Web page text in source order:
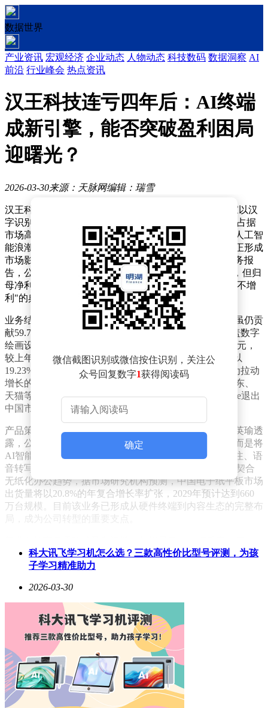
数据世界
产业资讯 宏观经济 企业动态 人物动态 科技数码 数据洞察 AI
前沿 行业峰会 热点资讯
汉王科技连亏四年后：AI终端
成新引擎，能否突破盈利困局
迎曙光？
2026-03-30来源：天脉网编辑：瑞雪
汉王科技（002362.SZ）的发展轨迹始终充满变数。这家以汉
字识别技术起家的企业，在PC时代曾凭借手写输入系统占据
市场高地，随后经历行业周期波动，又在移动互联网与人工智
能浪潮中不断调整战略方向。尽管多次尝试突破，但真正形成
市场影响力的产品仍属少数。根据最新披露的2025年财务报
告，公司全年实现营业收入18.89亿元，同比增长3.96%，但归
母净利润亏损1.96亿元，同比扩大77.87%，呈现出"增收不增
利"的典型特征。
业务结构转型成为年报核心看点。传统笔智能交互业务虽仍贡
献59.77%的营收，但3.27%的增速已显疲态。该板块涵盖数字
绘画设备、电容笔等成熟产品，2025年实现营收11.29亿元，
较上年微增0.36亿元。与之形成对比的是，AI终端业务以
19.23%的增速实现5亿元收入，占比提升至26.47%，成为拉动
增长的新引擎。其中AI智能读写本表现尤为突出，在京东、
天猫等电商平台连续多月占据销量榜首，成功承接Kindle退出
中国市场后的部分需求空白。
产品策略的升级转型体现得尤为明显。汉王科技董秘周英瑜透
露，公司没有简单复制传统电子书阅读器的功能定位，而是将
AI智能读写本定位为"轻量级生产力工具"，集成手写批注、语
音转写、OCR识别等跨场景功能。这种差异化定位恰好契合
无纸化办公趋势，据市场研究机构预测，中国电子纸平板市场
出货量将以20.8%的年复合增长率扩张，2029年预计达到660
万台规模。目前该业务已形成从硬件终端到内容生态的完整布
局，成为公司转型的重要支点。
计、仿生扑翼飞行器等创新产品尚处商业化早期阶段。其中血
压计项目采用"商业合伙人"模式拓展市场，通过整合渠道资源
景化应用打开市场空间。周英瑜预计，这些孵化项目将在未来
两三年内逐步释放产能，但具体盈利时间表仍取决于市场接受
度和技术迭代速度。
成本压力持续侵蚀利润空间。2025年存储芯片等核心元器件价
格上涨，直接推高智能本等消费电子产品的制造成本，导致整
体毛利率承压约1-2个百分点。为应对成本挑战，公司计划采
取双重策略：一方面对现有产品进行适度提价，同时提升高毛
利AI硬件的销售占比；另一方面加速芯片方案替代进程，通
过供应链优化增强成本可控性。这种调整在销售费用和研发费
微信截图识别或微信按住识别，关注公
众号回复数字1获得阅读码
确定
科大讯飞学习机怎么选？三款高性价比型号评测，为孩
子学习精准助力
2026-03-30